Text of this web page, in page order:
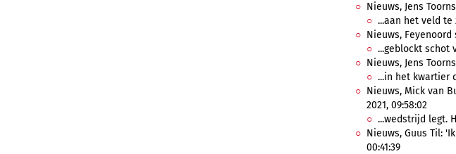
Nieuws, Jens
...aan het veld te
Nieuws, Feyenoord
...geblockt schot
Nieuws, Jens
...in het kwartier
Nieuws, Mick van
2021, 09:58:02
...wedstrijd legt.
Nieuws, Guus Til:
00:41:39